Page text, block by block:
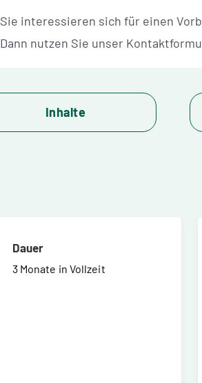
Sie interessieren sich für einen
Dann nutzen Sie unser
Inhalte
Dauer
3 Monate in Vollzeit